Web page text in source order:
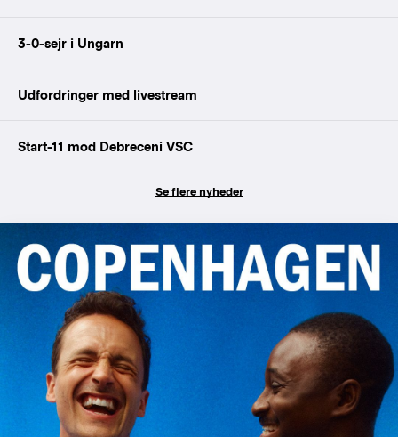
3-0-sejr i Ungarn
Udfordringer med livestream
Start-11 mod Debreceni VSC
Se flere nyheder